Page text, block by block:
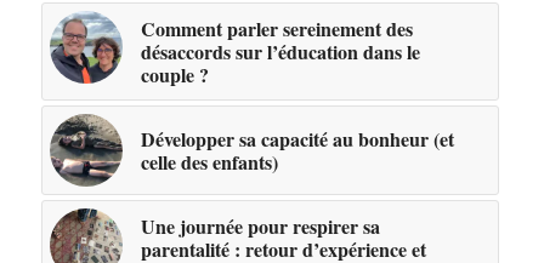
Comment parler sereinement des
désaccords sur l’éducation dans le
couple ?
Développer sa capacité au bonheur (et
celle des enfants)
Une journée pour respirer sa
parentalité : retour d’expérience et